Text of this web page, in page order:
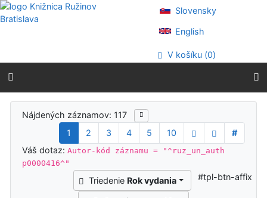
Prejsť na obsah
Prejsť na menu
Prehlásenie o webovej prístupnosti
Slovensky
English
V košíku (0)
Výsledky vyhľadávania
Nájdených záznamov: 117
1
2 3 4 5 10
#
Váš dotaz:Autor-kód záznamu = "^ruz_un_auth
p0000416^"
Triedenie Rok vydania #tpl-btn-affix